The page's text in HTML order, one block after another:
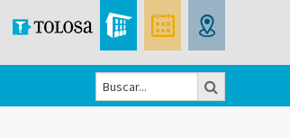
Formulario